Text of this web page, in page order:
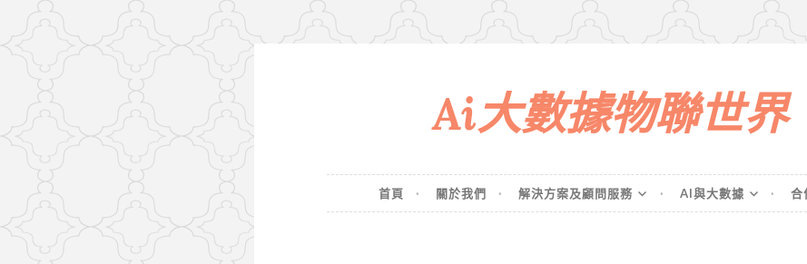
Ai大數據物聯世界
首頁 關於我們 解決方案及顧問服務 AI與大數據 合